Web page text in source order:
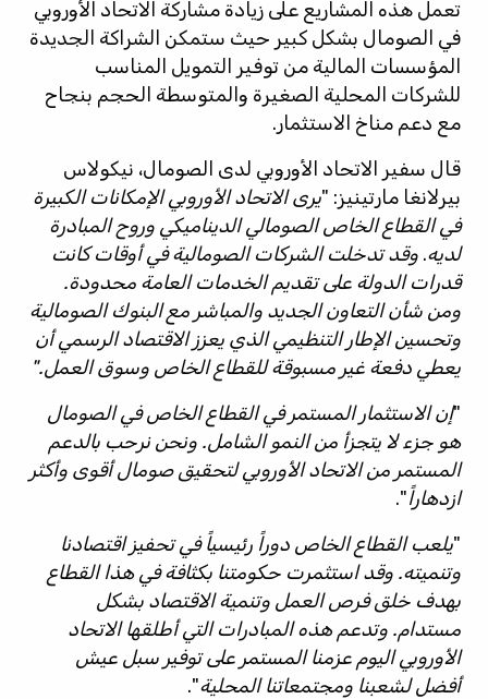
تعمل هذه المشاريع على زيادة مشاركة الاتحاد الأوروبي
في الصومال بشكل كبير حيث ستمكن الشراكة الجديدة
المؤسسات المالية من توفير التمويل المناسب
للشركات المحلية الصغيرة والمتوسطة الحجم بنجاح
مع دعم مناخ الاستثمار.
قال سفير الاتحاد الأوروبي لدى الصومال، نيكولاس
بيرلانغا مارتينيز: "يرى الاتحاد الأوروبي الإمكانات الكبيرة
في القطاع الخاص الصومالي الديناميكي وروح المبادرة
لديه. وقد تدخلت الشركات الصومالية في أوقات كانت
قدرات الدولة على تقديم الخدمات العامة محدودة.
ومن شأن التعاون الجديد والمباشر مع البنوك الصومالية
وتحسين الإطار التنظيمي الذي يعزز الاقتصاد الرسمي أن
يعطي دفعة غير مسبوقة للقطاع الخاص وسوق العمل."
"إن الاستثمار المستمر في القطاع الخاص في الصومال
هو جزء لا يتجزأ من النمو الشامل. ونحن نرحب بالدعم
المستمر من الاتحاد الأوروبي لتحقيق صومال أقوى وأكثر
ازدهاراً".
"يلعب القطاع الخاص دوراً رئيسياً في تحفيز اقتصادنا
وتنميته. وقد استثمرت حكومتنا بكثافة في هذا القطاع
بهدف خلق فرص العمل وتنمية الاقتصاد بشكل
مستدام. وتدعم هذه المبادرات التي أطلقها الاتحاد
الأوروبي اليوم عزمنا المستمر على توفير سبل عيش
أفضل لشعبنا ومجتمعاتنا المحلية".